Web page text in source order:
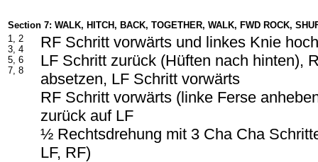
Section 7: WALK, HITCH, BACK, TOGETHER, WALK, FWD ROCK,
1, 2
3, 4
5, 6
7, 8
RF Schritt vorwärts und linkes Knie
LF Schritt zurück (Hüften nach hinten),
absetzen, LF Schritt vorwärts
RF Schritt vorwärts (linke Ferse
zurück auf LF
½ Rechtsdrehung mit 3 Cha Cha
LF, RF)